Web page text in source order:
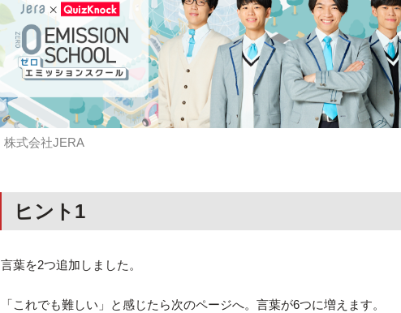
株式会社JERA
ヒント1
言葉を2つ追加しました。
「これでも難しい」と感じたら次のページへ。言葉が6つに増えます。